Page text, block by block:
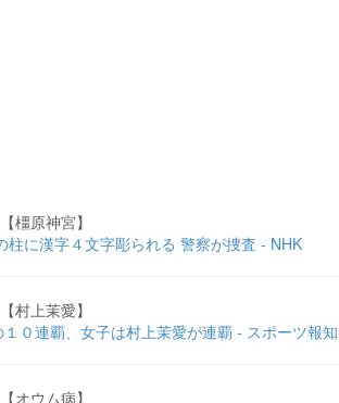
橿原神宮】
柱に漢字４文字彫られる 警察が捜査 - NHK
村上茉愛】
０連覇、女子は村上茉愛が連覇 - スポーツ報知
オウム病】